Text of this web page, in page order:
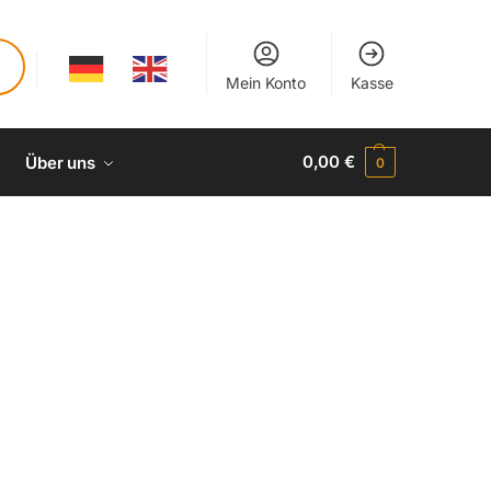
Mein Konto Kasse
Über uns 0,00€ 0